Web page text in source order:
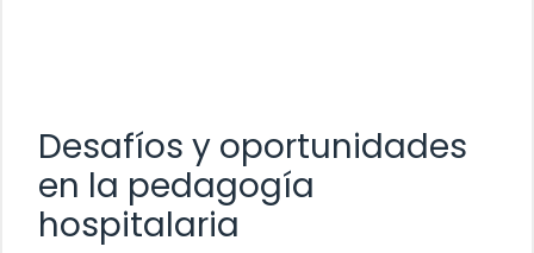
Desafíos y oportunidades
en la pedagogía
hospitalaria